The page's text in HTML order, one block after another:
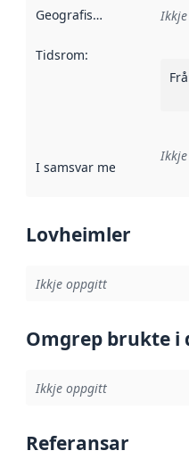
Geografisk område
Tidsrom:
Frå
I samsvar med
Lovheimler
Ikkje oppgitt
Omgrep brukte i
Ikkje oppgitt
Referansar